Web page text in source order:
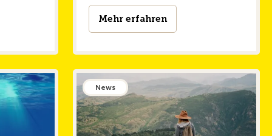
Mehr erfahren
News